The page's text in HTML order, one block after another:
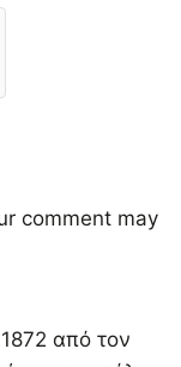
comment may
από τον